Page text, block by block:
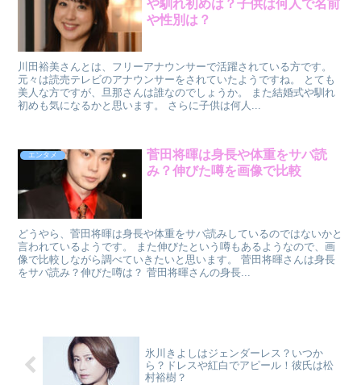
や馴れ初めは？子供は何人で名前
や性別は？
川田裕美さんとは、フリーアナウンサーで活躍されている方です。
元々は読売テレビのアナウンサーをされていたようですね。 とても
美人な方ですが、旦那さんは誰なのでしょうか。 また結婚式や馴れ
初めも気になるかと思います。 さらに子供は何人...
エンタメ
菅田将暉は身長や体重をサバ読
み？伸びた噂を画像で比較
どうやら、菅田将暉は身長や体重をサバ読みしているのではないかと
言われているようです。 また伸びたという噂もあるようなので、画
像で比較しながら調べていきたいと思います。 菅田将暉さんは身長
をサバ読み？伸びた噂は？ 菅田将暉さんの身長...
氷川きよしはジェンダーレス？いつか
ら？ドレスや紅白でアピール！彼氏は松
村裕樹？